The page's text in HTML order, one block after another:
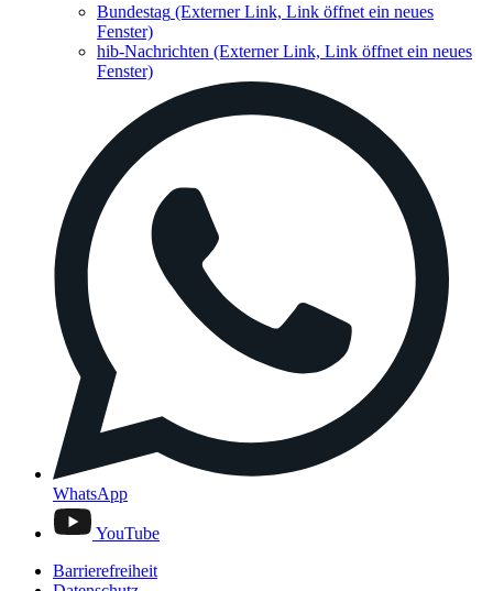
Bundestag (Externer Link, Link öffnet ein neues
Fenster)
hib-Nachrichten (Externer Link, Link öffnet ein neues
Fenster)
WhatsApp
YouTube
Barrierefreiheit